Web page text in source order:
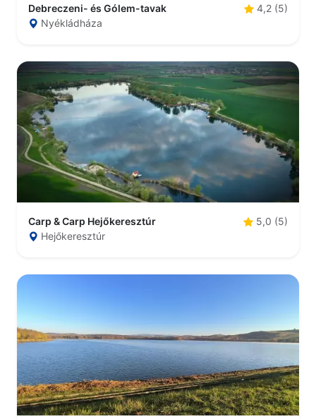
Debreczeni- és Gólem-tavak
4,2 (5)
Nyékládháza
Carp & Carp Hejőkeresztúr
5,0 (5)
Hejőkeresztúr